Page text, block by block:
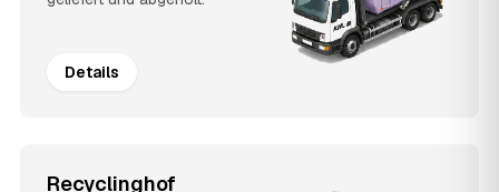
Details
Recyclinghof